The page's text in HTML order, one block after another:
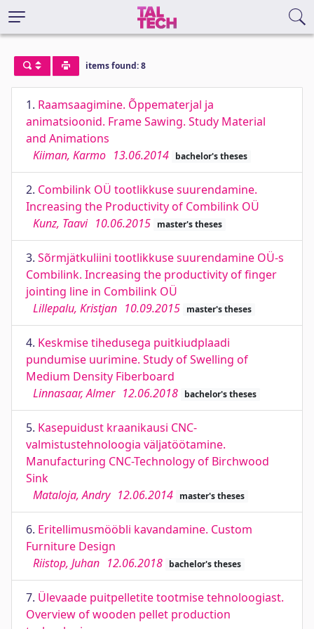
items found: 8
1. Raamsaagimine. Õppematerjal ja
animatsioonid. Frame Sawing. Study Material
and Animations
Kiiman, Karmo 13.06.2014 bachelor's theses
2. Combilink OÜ tootlikkuse suurendamine.
Increasing the Productivity of Combilink OÜ
Kunz, Taavi 10.06.2015 master's theses
3. Sõrmjätkuliini tootlikkuse suurendamine OÜ-s
Combilink. Increasing the productivity of finger
jointing line in Combilink OÜ
Lillepalu, Kristjan 10.09.2015 master's theses
4. Keskmise tihedusega puitkiudplaadi
pundumise uurimine. Study of Swelling of
Medium Density Fiberboard
Linnasaar, Almer 12.06.2018 bachelor's theses
5. Kasepuidust kraanikausi CNC-
valmistustehnoloogia väljatöötamine.
Manufacturing CNC-Technology of Birchwood
Sink
Mataloja, Andry 12.06.2014 master's theses
6. Eritellimusmööbli kavandamine. Custom
Furniture Design
Riistop, Juhan 12.06.2018 bachelor's theses
7. Ülevaade puitpelletite tootmise tehnoloogiast.
Overview of wooden pellet production